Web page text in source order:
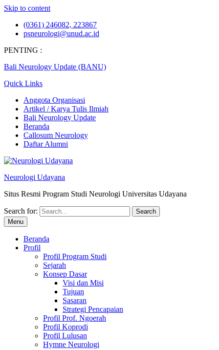
Skip to content
(0361) 246082, 223867
psneurologi@unud.ac.id
PENTING :
Bali Neurology Update (BANU)
Quick Links
Anggota Organisasi
Artikel / Karya Tulis Ilmiah
Bali Neurology Update
Beranda
Callosum Neurology
Daftar Alumni
Neurologi Udayana
Situs Resmi Program Studi Neurologi Universitas Udayana
Search for:
Menu
Beranda
Profil
Profil Program Studi
Sejarah
Konsep Dasar
Visi dan Misi
Tujuan
Sasaran
Strategi Pencapaian
Profil Prof. Ngoerah
Profil Koprodi
Profil Lulusan
Hymne Neurologi